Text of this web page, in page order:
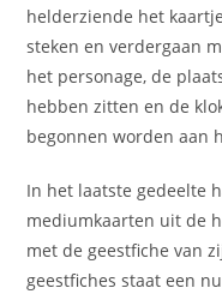
helderziende het
steken en verdergaan
het personage, de
hebben zitten en de
begonnen worden aan
In het laatste gedeelte
mediumkaarten uit de
met de geestfiche van
geestfiches staat een